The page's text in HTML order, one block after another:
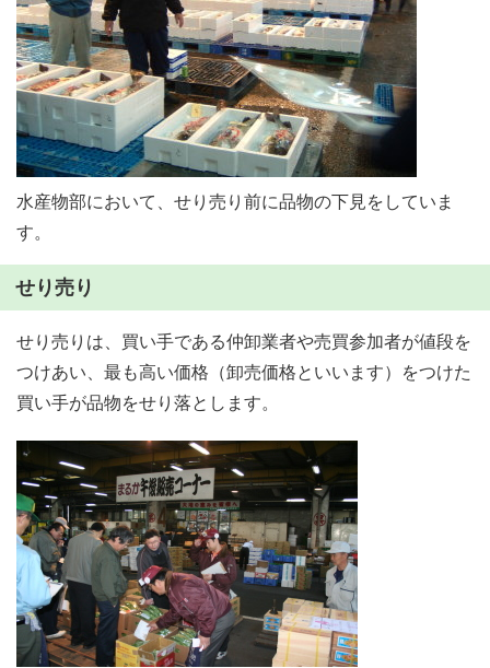
水産物部において、せり売り前に品物の下見をしていま
す。
せり売り
せり売りは、買い手である仲卸業者や売買参加者が値段を
つけあい、最も高い価格（卸売価格といいます）をつけた
買い手が品物をせり落とします。